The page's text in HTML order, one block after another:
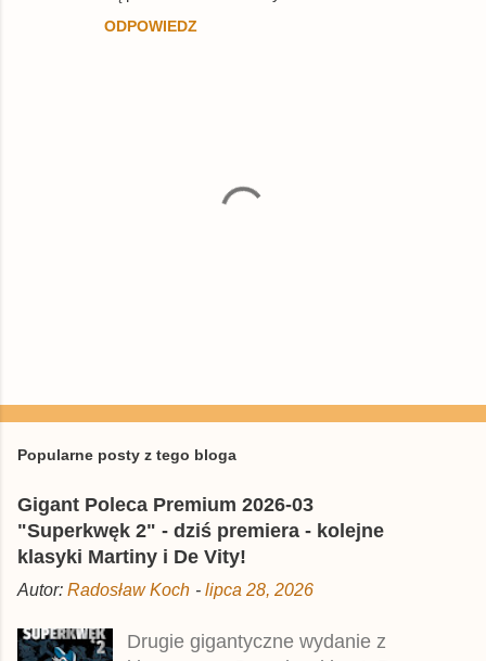
ODPOWIEDZ
e
i
j
o
m
e
t
a
Popularne posty z tego bloga
Gigant Poleca Premium 2026-03
"Superkwęk 2" - dziś premiera - kolejne
klasyki Martiny i De Vity!
Autor: Radosław Koch - lipca 28, 2026
Drugie gigantyczne wydanie z